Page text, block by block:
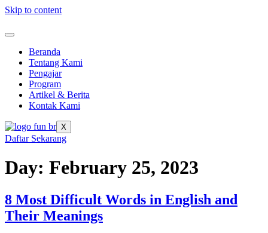
Skip to content
Beranda
Tentang Kami
Pengajar
Program
Artikel & Berita
Kontak Kami
X
Daftar Sekarang
Day: February 25, 2023
8 Most Difficult Words in English and
Their Meanings